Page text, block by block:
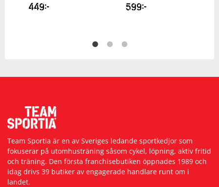
449kr 599kr
Team Sportia är en av Sveriges ledande sportkedjor som
fokuserar på utomhusträning såsom cykel, löpning, aktiv fritid
och träning. Den första franchisebutiken öppnades 1989 och
idag drivs 39 butiker av engagerade handlare runt om i
landet.